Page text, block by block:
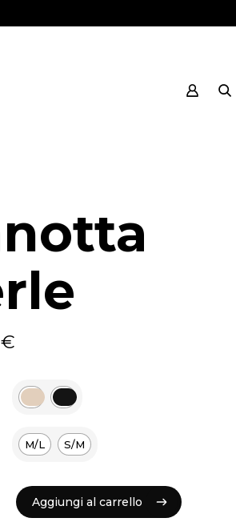
€
M/L S/M
Aggiungi al carrello
Aggiungi al carrello